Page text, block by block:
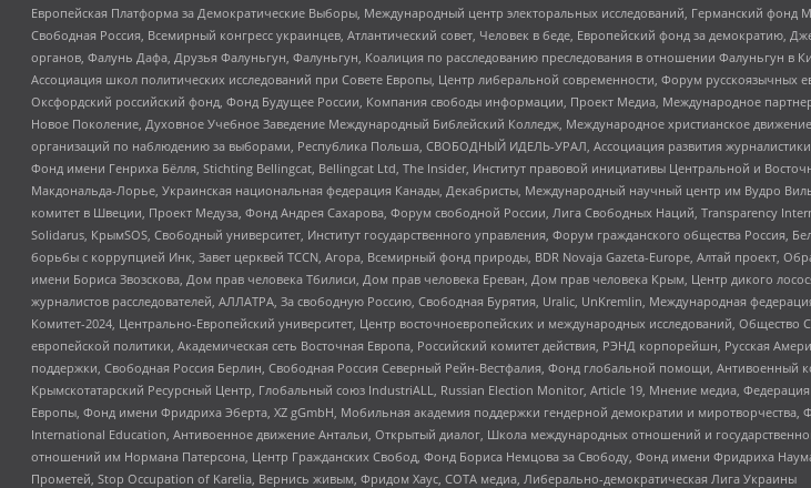
Европейская Платформа за Демократические Выборы, Международный центр электоральных исследований, Германский
Свободная Россия, Всемирный конгресс украинцев, Атлантический совет, Человек в беде, Европейский фонд за демократию,
органов, Фалунь Дафа, Друзья Фалуньгун, Фалуньгун, Коалиция по расследованию преследования в отношении Фалуньгун в
Ассоциация школ политических исследований при Совете Европы, Центр либеральной современности, Форум
Оксфордский российский фонд, Фонд Будущее России, Компания свободы информации, Проект Медиа, Международное
Новое Поколение, Духовное Учебное Заведение Международный Библейский Колледж, Международное христианское
организаций по наблюдению за выборами, Республика Польша, СВОБОДНЫЙ ИДЕЛЬ-УРАЛ, Ассоциация развития
Фонд имени Генриха Бёлля, Stichting Bellingcat, Bellingcat Ltd, The Insider, Институт правовой инициативы Центральной и
Макдональда-Лорье, Украинская национальная федерация Канады, Декабристы, Международный научный центр им Вудро
комитет в Швеции, Проект Медуза, Фонд Андрея Сахарова, Форум свободной России, Лига Свободных Наций, Transparеncy
Solidarus, КрымSOS, Свободный университет, Институт государственного управления, Форум гражданского общества
борьбы с коррупцией Инк, Завет церквей TCCN, Агора, Всемирный фонд природы, BDR Novaja Gazeta-Europe, Алтай проект,
имени Бориса Звозскова, Дом прав человека Тбилиси, Дом прав человека Ереван, Дом прав человека Крым, Центр дикого
журналистов расследователей, АЛЛАТРА, За свободную Россию, Свободная Бурятия, Uralic, UnKremlin, Международная
Комитет-2024, Центрально-Европейский университет, Центр восточноевропейских и международных исследований,
европейской политики, Академическая сеть Восточная Европа, Российский комитет действия, РЭНД корпорейшн, Русская
поддержки, Свободная Россия Берлин, Свободная Россия Северный Рейн-Вестфалия, Фонд глобальной помощи, Антивоенный
Крымскотатарский Ресурсный Центр, Глобальный союз IndustriALL, Russian Election Monitor, Article 19, Мнение медиа,
Европы, Фонд имени Фридриха Эберта, XZ gGmbH, Мобильная академия поддержки гендерной демократии и
International Education, Антивоенное движение Антальи, Открытый диалог, Школа международных отношений и
отношений им Нормана Патерсона, Центр Гражданских Свобод, Фонд Бориса Немцова за Свободу, Фонд имени Фридриха
Прометей, Stop Occupation of Karelia, Вернись живым, Фридом Хаус, СОТА медиа, Либерально-демократическая Лига Украины